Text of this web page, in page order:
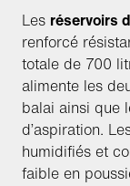
Les réservoirs
renforcé
totale de 700
alimente les
balai ainsi que
d’aspiration.
humidifiés et
faible en